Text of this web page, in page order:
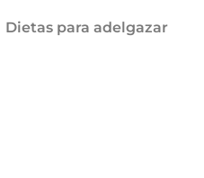
Dietas para adelgazar